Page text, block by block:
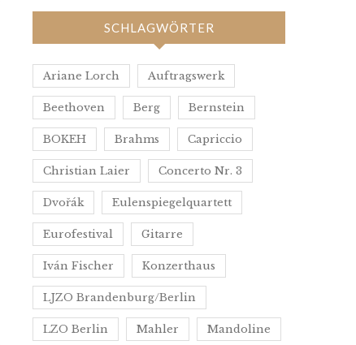
SCHLAGWÖRTER
Ariane Lorch Auftragswerk
Beethoven Berg Bernstein
BOKEH Brahms Capriccio
Christian Laier Concerto Nr. 3
Dvořák Eulenspiegelquartett
Eurofestival Gitarre
Iván Fischer Konzerthaus
LJZO Brandenburg/Berlin
LZO Berlin Mahler Mandoline